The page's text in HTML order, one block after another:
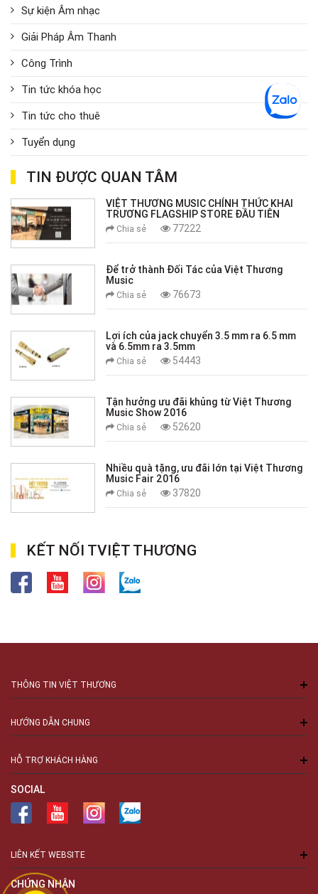
Sự kiện Âm nhạc
Giải Pháp Âm Thanh
Công Trình
Tin tức khóa học
Tin tức cho thuê
Tuyển dụng
TIN ĐƯỢC QUAN TÂM
VIỆT THƯƠNG MUSIC CHÍNH THỨC KHAI
TRƯƠNG FLAGSHIP STORE ĐẦU TIÊN
Chia sẻ 77222
Để trở thành Đối Tác của Việt Thương
Music
Chia sẻ 76673
Lợi ích của jack chuyển 3.5 mm ra 6.5 mm
và 6.5mm ra 3.5mm
Chia sẻ 54443
Tận hưởng ưu đãi khủng từ Việt Thương
Music Show 2016
Chia sẻ 52620
Nhiều quà tặng, ưu đãi lớn tại Việt Thương
Music Fair 2016
Chia sẻ 37820
KẾT NỐI TVIỆT THƯƠNG
THÔNG TIN VIỆT THƯƠNG
HƯỚNG DẪN CHUNG
HỖ TRỢ KHÁCH HÀNG
SOCIAL
LIÊN KẾT WEBSITE
CHỨNG NHẬN